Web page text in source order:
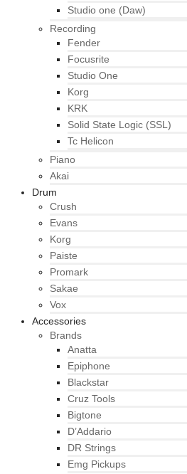
Studio one (Daw)
Recording
Fender
Focusrite
Studio One
Korg
KRK
Solid State Logic (SSL)
Tc Helicon
Piano
Akai
Drum
Crush
Evans
Korg
Paiste
Promark
Sakae
Vox
Accessories
Brands
Anatta
Epiphone
Blackstar
Cruz Tools
Bigtone
D’Addario
DR Strings
Emg Pickups